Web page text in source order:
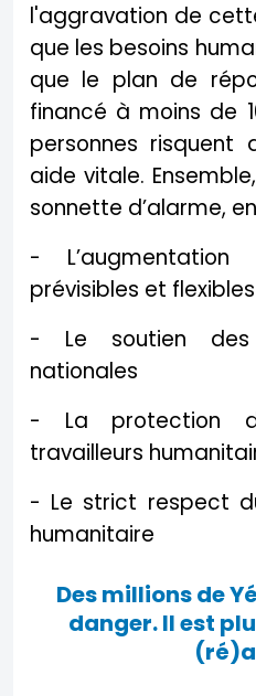
l'aggravation de
que les besoins
que le plan de
financé à moins de
personnes risquent
aide vitale.
sonnette d’alarme,
- L’augmentation
prévisibles et flexibles
- Le soutien
nationales
- La protection
travailleurs
- Le strict respect
humanitaire
Des millions de
danger. Il est